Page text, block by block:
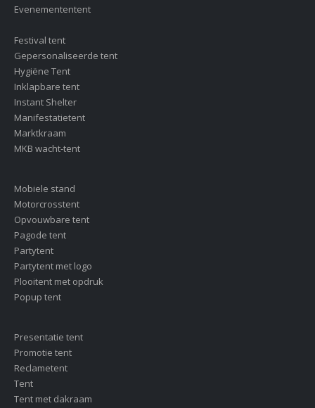
Evenemententent
Festival tent
Gepersonaliseerde tent
Hygiëne Tent
Inklapbare tent
Instant Shelter
Manifestatietent
Marktkraam
MKB wacht-tent
Mobiele stand
Motorcrosstent
Opvouwbare tent
Pagode tent
Partytent
Partytent met logo
Plooitent met opdruk
Popup tent
Presentatie tent
Promotie tent
Reclametent
Tent
Tent met dakraam